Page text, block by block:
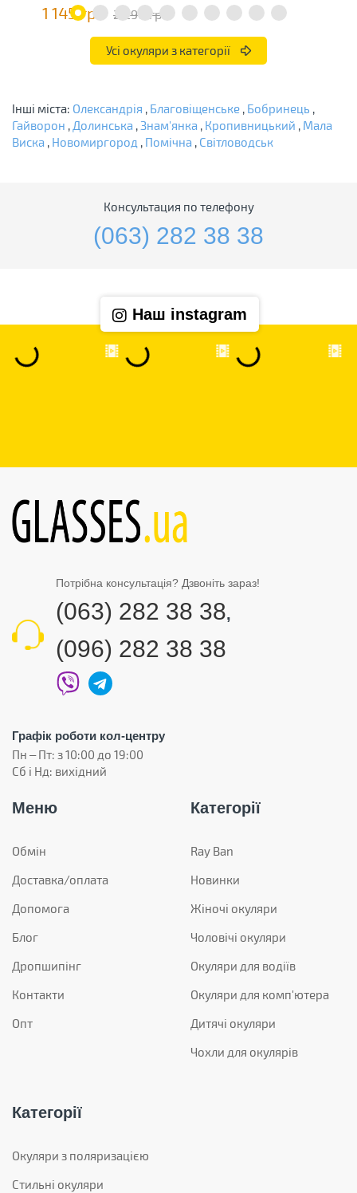
1 145 грн 2 290 грн
Усі окуляри з категорії
Інші міста: Олександрія , Благовіщенське , Бобринець ,
Гайворон , Долинська , Знам'янка , Кропивницький , Мала
Виска , Новомиргород , Помічна , Світловодськ
Консультация по телефону
(063) 282 38 38
Наш instagram
Потрібна консультація? Дзвоніть зараз!
(063) 282 38 38,
(096) 282 38 38
Графік роботи кол-центру
Пн – Пт: з 10:00 до 19:00
Сб і Нд: вихідний
Меню
Обмін
Доставка/оплата
Допомога
Блог
Дропшипінг
Контакти
Опт
Категорії
Ray Ban
Новинки
Жіночі окуляри
Чоловічі окуляри
Окуляри для водіїв
Окуляри для комп'ютера
Дитячі окуляри
Чохли для окулярів
Категорії
Окуляри з поляризацією
Стильні окуляри